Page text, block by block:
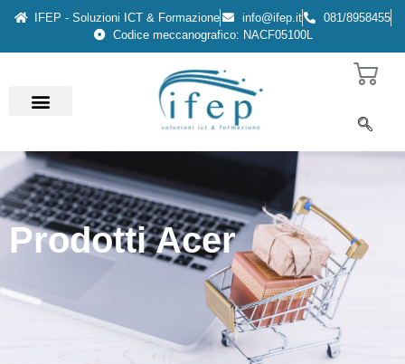
IFEP - Soluzioni ICT & Formazione info@ifep.it
081/8958455
Codice meccanografico: NACF05100L
Prodotti Acer